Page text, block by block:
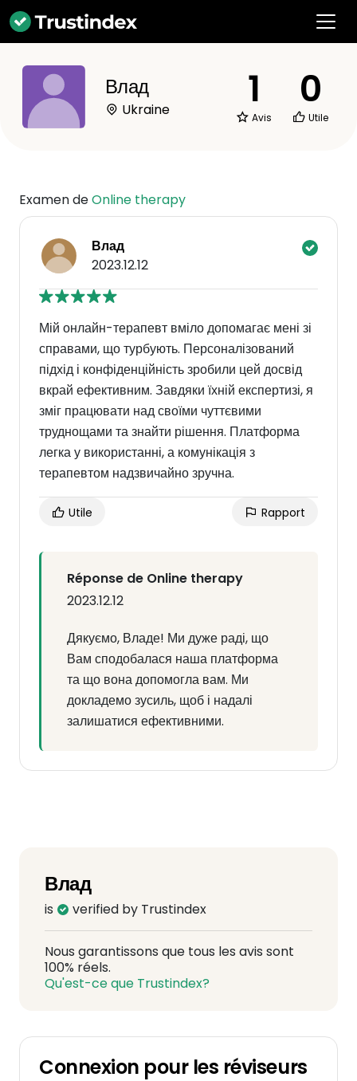
Влад
Ukraine 1
Avis
0
Utile
Examen deOnline therapy
Влад
2023.12.12
Мій онлайн-терапевт вміло допомагає мені зі
справами, що турбують. Персоналізований
підхід і конфіденційність зробили цей досвід
вкрай ефективним. Завдяки їхній експертизі, я
зміг працювати над своїми чуттєвими
труднощами та знайти рішення. Платформа
легка у використанні, а комунікація з
терапевтом надзвичайно зручна.
Utile Rapport
Réponse de Online therapy
2023.12.12
Дякуємо, Владе! Ми дуже раді, що
Вам сподобалася наша платформа
та що вона допомогла вам. Ми
докладемо зусиль, щоб і надалі
залишатися ефективними.
Влад
is verified by Trustindex
Nous garantissons que tous les avis sont
100% réels.
Qu'est-ce que Trustindex?
Connexion pour les réviseurs